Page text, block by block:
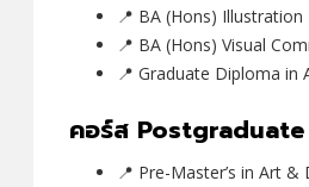
📍 BA (Hons) Illustration
📍 BA (Hons) Visual
📍 Graduate Diploma in
คอร์ส Postgraduate
📍 Pre-Master’s in Art &